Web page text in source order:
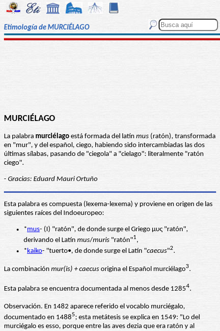
Etimología de MURCIÉLAGO
MURCIÉLAGO
La palabra murciélago está formada del latín mus (ratón), transformada
en "mur", y del español, ciego, habiendo sido intercambiadas las dos
últimas sílabas, pasando de "ciegola" a "cielago": literalmente "ratón
ciego".
- Gracias: Eduard Mauri Ortuño
Esta palabra es compuesta (lexema-lexema) y proviene en origen de las
siguientes raíces del Indoeuropeo:
*mus- (I) "ratón", de donde surge el Griego μυς "ratón",
derivando el Latín mus/muris "ratón"1,
*kaiko- "tuerto•, de donde surge el Latín "caecus"2.
La combinación mur(is) + caecus origina el Español murciélago3.
Esta palabra se encuentra documentada al menos desde 12854.
Observación. En 1482 aparece referido el vocablo murciégalo,
documentado en 14885; esta metátesis se explica en 1549: "Lo del
murciégalo es esso, porque entre las aves dezia que era ratón y al